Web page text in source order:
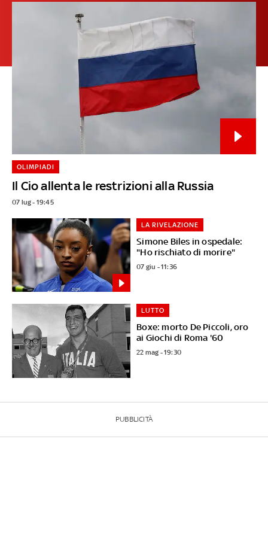
Il Cio allenta le restrizioni alla Russia
OLIMPIADI
07 lug - 19:45
Simone Biles in ospedale:
"Ho rischiato di morire"
LA RIVELAZIONE
07 giu - 11:36
Boxe: morto De Piccoli, oro
ai Giochi di Roma '60
LUTTO
22 mag - 19:30
PUBBLICITÀ